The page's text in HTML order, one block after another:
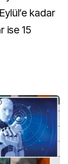
kadar
ise 15